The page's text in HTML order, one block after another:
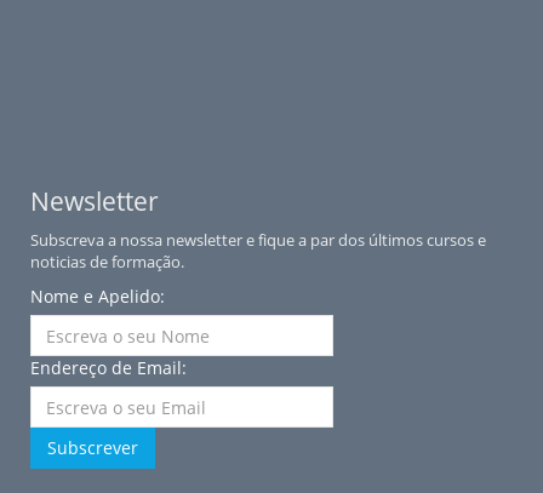
Newsletter
Subscreva a nossa newsletter e fique a par dos últimos cursos e
noticias de formação.
Nome e Apelido:
Endereço de Email:
Subscrever